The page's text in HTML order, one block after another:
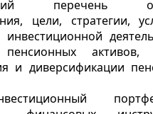
перечень
цели, стратегии,
инвестиционной
активов,
и диверсификации